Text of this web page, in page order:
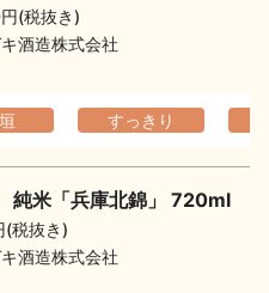
(税抜き)
酒造株式会社
すっきり
米「兵庫北錦」 720ml
税抜き)
酒造株式会社